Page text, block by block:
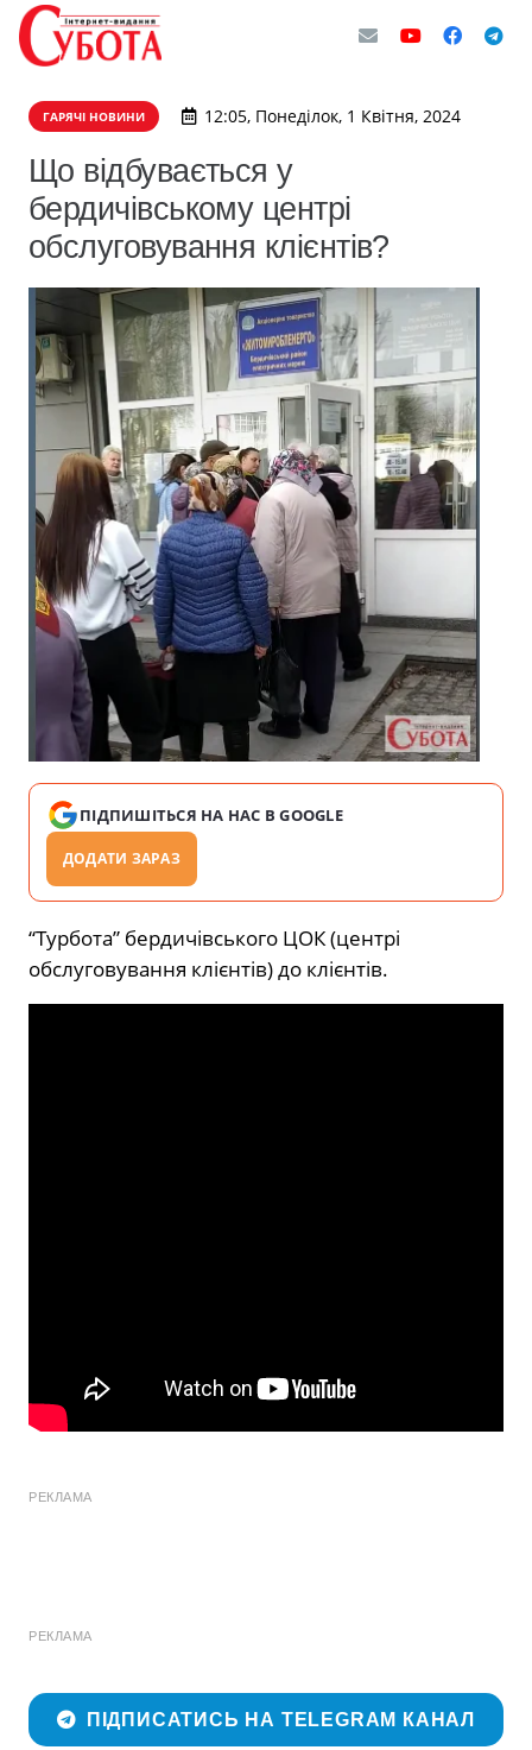
ГАРЯЧІ НОВИНИ 12:05, Понеділок, 1 Квітня, 2024
Що відбувається у
бердичівському центрі
обслуговування клієнтів?
ПІДПИШІТЬСЯ НА НАС В GOOGLE
ДОДАТИ ЗАРАЗ
“Турбота” бердичівського ЦОК (центрі
обслуговування клієнтів) до клієнтів.
РЕКЛАМА
РЕКЛАМА
ПІДПИСАТИСЬ НА TELEGRAM КАНАЛ